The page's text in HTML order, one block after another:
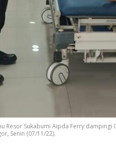
Resor Sukabumi Aipda Ferry
Senin (07/11/22).